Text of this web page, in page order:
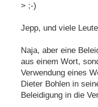
> ;-)
Jepp, und viele
Naja, aber eine
aus einem Wort,
Verwendung eines
Dieter Bohlen in
Beleidigung in die